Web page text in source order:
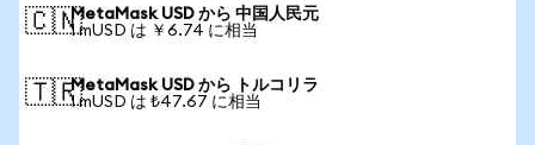
🇨🇳MetaMask USD から 中国人民元
1 mUSD は ￥6.74 に相当
🇹🇷MetaMask USD から トルコリラ
1 mUSD は ₺47.67 に相当